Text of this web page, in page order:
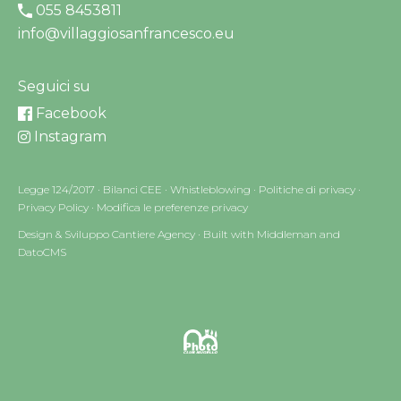
055 8453811
info@villaggiosanfrancesco.eu
Seguici su
Facebook
Instagram
Legge 124/2017 · Bilanci CEE · Whistleblowing · Politiche di privacy ·
Privacy Policy · Modifica le preferenze privacy
Design & Sviluppo Cantiere Agency · Built with Middleman and
DatoCMS